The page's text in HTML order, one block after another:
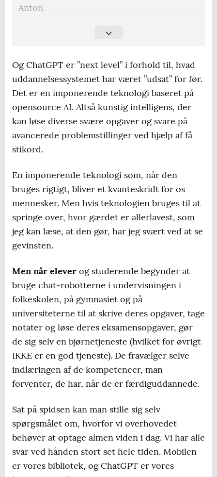
Anton.
Og ChatGPT er ”next level” i forhold til, hvad
uddannelsessystemet har været ”udsat” for før.
Det er en imponerende teknologi baseret på
opensource AI. Altså kunstig intelligens, der
kan løse diverse svære opgaver og svare på
avancerede problemstillinger ved hjælp af få
stikord.
En imponerende teknologi som, når den
bruges rigtigt, bliver et kvanteskridt for os
mennesker. Men hvis teknologien bruges til at
springe over, hvor gærdet er allerlavest, som
jeg kan læse, at den gør, har jeg svært ved at se
gevinsten.
Men når elever og studerende begynder at
bruge chat-robotterne i undervisningen i
folkeskolen, på gymnasiet og på
universiteterne til at skrive deres opgaver, tage
notater og løse deres eksamensopgaver, gør
de sig selv en bjørnetjeneste (hvilket for øvrigt
IKKE er en god tjeneste). De fravælger selve
indlæringen af de kompetencer, man
forventer, de har, når de er færdiguddannede.
Sat på spidsen kan man stille sig selv
spørgsmålet om, hvorfor vi overhovedet
behøver at optage almen viden i dag. Vi har alle
svar ved hånden stort set hele tiden. Mobilen
er vores bibliotek, og ChatGPT er vores